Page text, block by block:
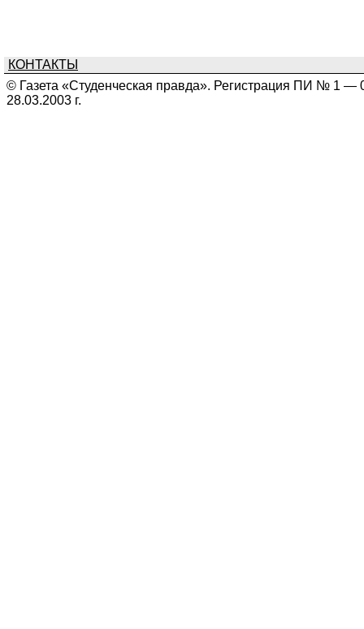
КОНТАКТЫ
© Газета «Студенческая правда». Регистрация ПИ № 1 —
28.03.2003 г.